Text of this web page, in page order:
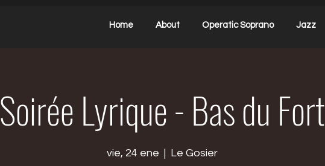
Home About Operatic Soprano Jazz
Soirée Lyrique - Bas du Fort
vie, 24 ene
  |
Le Gosier